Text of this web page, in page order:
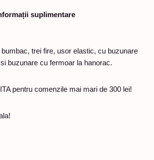
suplimentare
trei fire, usor elastic, cu buzunare
buzunare cu fermoar la hanorac.
pentru comenzile mai mari de 300 lei!